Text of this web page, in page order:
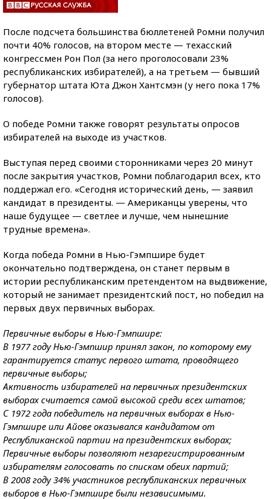
После подсчета большинства бюллетеней Ромни получил
почти 40% голосов, на втором месте — техасский
конгрессмен Рон Пол (за него проголосовали 23%
республиканских избирателей), а на третьем — бывший
губернатор штата Юта Джон Хантсмэн (у него пока 17%
голосов).
О победе Ромни также говорят результаты опросов
избирателей на выходе из участков.
Выступая перед своими сторонниками через 20 минут
после закрытия участков, Ромни поблагодарил всех, кто
поддержал его. «Сегодня исторический день, — заявил
кандидат в президенты. — Американцы уверены, что
наше будущее — светлее и лучше, чем нынешние
трудные времена».
Когда победа Ромни в Нью-Гэмпшире будет
окончательно подтверждена, он станет первым в
истории республиканским претендентом на выдвижение,
который не занимает президентский пост, но победил на
первых двух первичных выборах.
Первичные выборы в Нью-Гэмпшире:
В 1977 году Нью-Гэмпшир принял закон, по которому ему
гарантируется статус первого штата, проводящего
первичные выборы;
Активность избирателей на первичных президентских
выборах считается самой высокой среди всех штатов;
С 1972 года победитель на первичных выборах в Нью-
Гэмпшире или Айове оказывался кандидатом от
Республиканской партии на президентских выборах;
Первичные выборы позволяют незарегистрированным
избирателям голосовать по спискам обеих партий;
В 2008 году 34% участников республиканских первичных
выборов в Нью-Гэмпшире были независимыми.